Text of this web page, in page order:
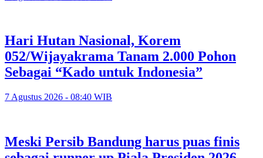
Hari Hutan Nasional, Korem
052/Wijayakrama Tanam 2.000 Pohon
Sebagai “Kado untuk Indonesia”
7 Agustus 2026 - 08:40 WIB
Meski Persib Bandung harus puas finis